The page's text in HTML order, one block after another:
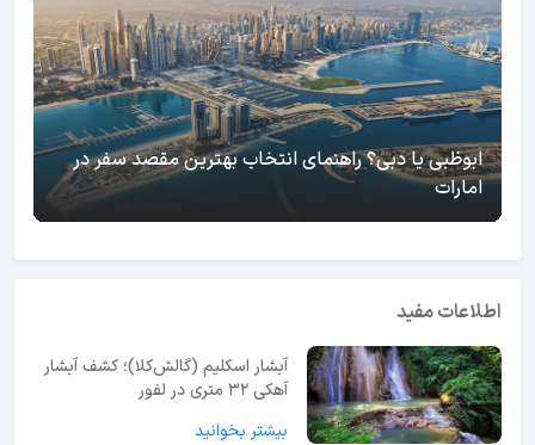
ابوظبی یا دبی؟ راهنمای انتخاب بهترین مقصد سفر در
امارات
اطلاعات مفید
آبشار اسکلیم (گالش‌کلا)؛ کشف آبشار
آهکی ۳۲ متری در لفور
بیشتر بخوانید